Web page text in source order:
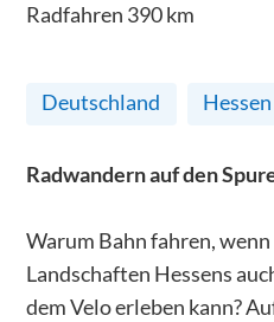
Radfahren 390km
Deutschland Hessen
Radwandern auf den
Warum Bahn fahren,
Landschaften Hessens
dem Velo erleben kann?